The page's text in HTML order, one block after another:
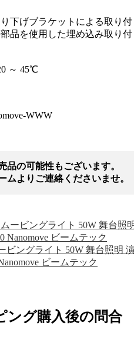
下げブラケットによる取り付
品を使用した埋め込み取り付
～ 45℃
WWW
品の可能性もございます。
ムよりご連絡くださいませ。
ービングライト 50W 舞台照
Nanomove ビームテック
ビングライト 50W 舞台照明
ビームテック
ング購入後の問合